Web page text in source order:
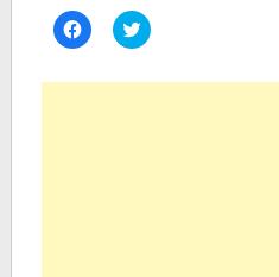
Click
to
Facebook
Click
to
Twitter